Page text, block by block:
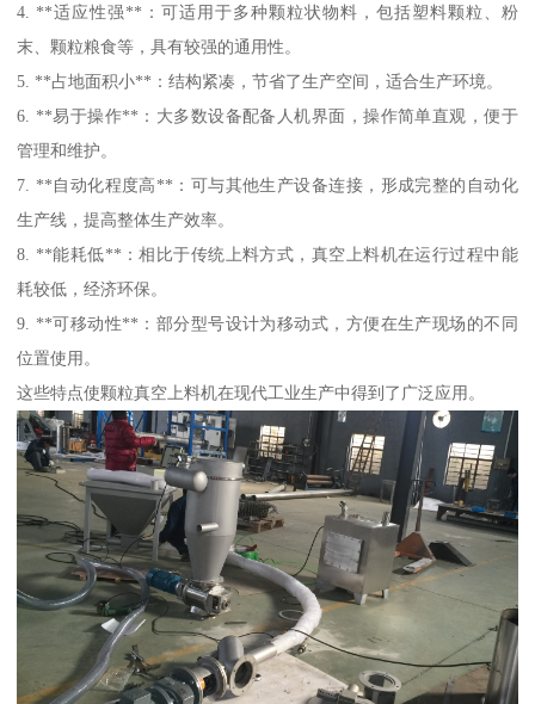
4. **适应性强**：可适用于多种颗粒状物料，包括塑料颗粒、粉
末、颗粒粮食等，具有较强的通用性。
5. **占地面积小**：结构紧凑，节省了生产空间，适合生产环境。
6. **易于操作**：大多数设备配备人机界面，操作简单直观，便于
管理和维护。
7. **自动化程度高**：可与其他生产设备连接，形成完整的自动化
生产线，提高整体生产效率。
8. **能耗低**：相比于传统上料方式，真空上料机在运行过程中能
耗较低，经济环保。
9. **可移动性**：部分型号设计为移动式，方便在生产现场的不同
位置使用。
这些特点使颗粒真空上料机在现代工业生产中得到了广泛应用。